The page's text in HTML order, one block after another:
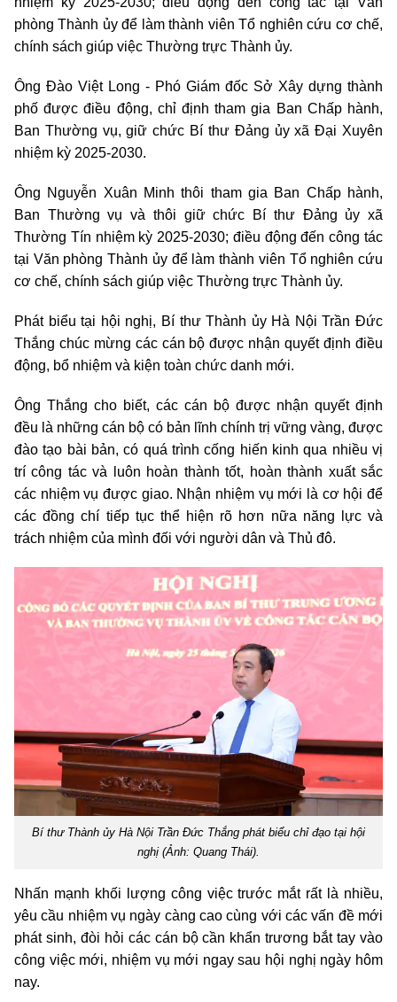
phòng Thành ủy để làm thành viên Tổ nghiên cứu cơ chế,
chính sách giúp việc Thường trực Thành ủy.
Ông Đào Việt Long - Phó Giám đốc Sở Xây dựng thành
phố được điều động, chỉ định tham gia Ban Chấp hành,
Ban Thường vụ, giữ chức Bí thư Đảng ủy xã Đại Xuyên
nhiệm kỳ 2025-2030.
Ông Nguyễn Xuân Minh thôi tham gia Ban Chấp hành,
Ban Thường vụ và thôi giữ chức Bí thư Đảng ủy xã
Thường Tín nhiệm kỳ 2025-2030; điều động đến công tác
tại Văn phòng Thành ủy để làm thành viên Tổ nghiên cứu
cơ chế, chính sách giúp việc Thường trực Thành ủy.
Phát biểu tại hội nghị, Bí thư Thành ủy Hà Nội Trần Đức
Thắng chúc mừng các cán bộ được nhận quyết định điều
động, bổ nhiệm và kiện toàn chức danh mới.
Ông Thắng cho biết, các cán bộ được nhận quyết định
đều là những cán bộ có bản lĩnh chính trị vững vàng, được
đào tạo bài bản, có quá trình cống hiến kinh qua nhiều vị
trí công tác và luôn hoàn thành tốt, hoàn thành xuất sắc
các nhiệm vụ được giao. Nhận nhiệm vụ mới là cơ hội để
các đồng chí tiếp tục thể hiện rõ hơn nữa năng lực và
trách nhiệm của mình đối với người dân và Thủ đô.
Bí thư Thành ủy Hà Nội Trần Đức Thắng phát biểu chỉ đạo tại hội
nghị (Ảnh: Quang Thái).
Nhấn mạnh khối lượng công việc trước mắt rất là nhiều,
yêu cầu nhiệm vụ ngày càng cao cùng với các vấn đề mới
phát sinh, đòi hỏi các cán bộ cần khẩn trương bắt tay vào
công việc mới, nhiệm vụ mới ngay sau hội nghị ngày hôm
nay.